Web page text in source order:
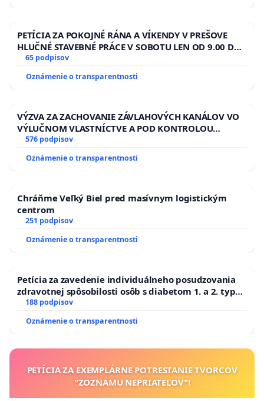
PETÍCIA ZA POKOJNÉ RÁNA A VÍKENDY V PREŠOVE
HLUČNÉ STAVEBNÉ PRÁCE V SOBOTU LEN OD 9.00 DO
13.00 HOD., CEZ PRACOVNÝ TÝŽDEŇ CIEĽ 8.00 – 18.00
ĎUMBIERSKEJ/MAGU
65 podpisov
Oznámenie o transparentnosti
VÝZVA ZA ZACHOVANIE ZÁVLAHOVÝCH KANÁLOV VO
VÝLUČNOM VLASTNÍCTVE A POD KONTROLOU
SLOVENSKEJ REPUBLIKY & žiadosť na riešenie
kanálov na Slovensku
576 podpisov
Oznámenie o transparentnosti
Chráňme Veľký Biel pred masívnym logistickým
centrom
251 podpisov
Oznámenie o transparentnosti
Petícia za zavedenie individuálneho posudzovania
zdravotnej spôsobilosti osôb s diabetom 1. a 2. typu
pri prijímaní do Policajného zboru SR
188 podpisov
Oznámenie o transparentnosti
PETÍCIA ZA EXEMPLÁRNE POTRESTANIE TVORCOV
"ZOZNAMU NEPRIATEĽOV"!